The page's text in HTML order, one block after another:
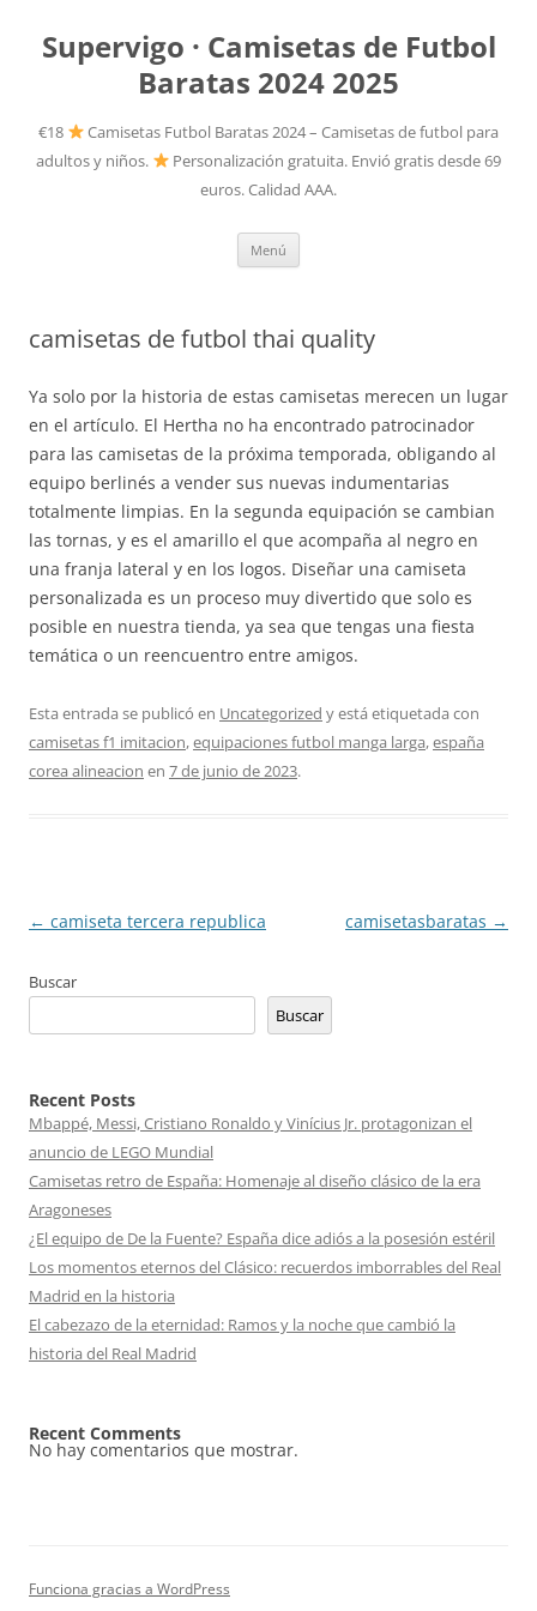
Supervigo · Camisetas de Futbol
Baratas 2024 2025
€18
Camisetas Futbol Baratas 2024 – Camisetas de futbol para
adultos y niños.
Personalización gratuita. Envió gratis desde 69
euros. Calidad AAA.
Menú
camisetas de futbol thai quality
Ya solo por la historia de estas camisetas merecen un lugar
en el artículo. El Hertha no ha encontrado patrocinador
para las camisetas de la próxima temporada, obligando al
equipo berlinés a vender sus nuevas indumentarias
totalmente limpias. En la segunda equipación se cambian
las tornas, y es el amarillo el que acompaña al negro en
una franja lateral y en los logos. Diseñar una camiseta
personalizada es un proceso muy divertido que solo es
posible en nuestra tienda, ya sea que tengas una fiesta
temática o un reencuentro entre amigos.
Esta entrada se publicó en Uncategorized y está etiquetada con
camisetas f1 imitacion,equipaciones futbol manga larga,españa
corea alineacion en 7 de junio de 2023.
Navegación
entradas
← camiseta tercera republica camisetasbaratas →
Buscar
Buscar
Recent Posts
Mbappé, Messi, Cristiano Ronaldo y Vinícius Jr. protagonizan el
anuncio de LEGO Mundial
Camisetas retro de España: Homenaje al diseño clásico de la era
Aragoneses
¿El equipo de De la Fuente? España dice adiós a la posesión estéril
Los momentos eternos del Clásico: recuerdos imborrables del Real
Madrid en la historia
El cabezazo de la eternidad: Ramos y la noche que cambió la
historia del Real Madrid
Recent Comments
No hay comentarios que mostrar.
Funciona gracias a WordPress